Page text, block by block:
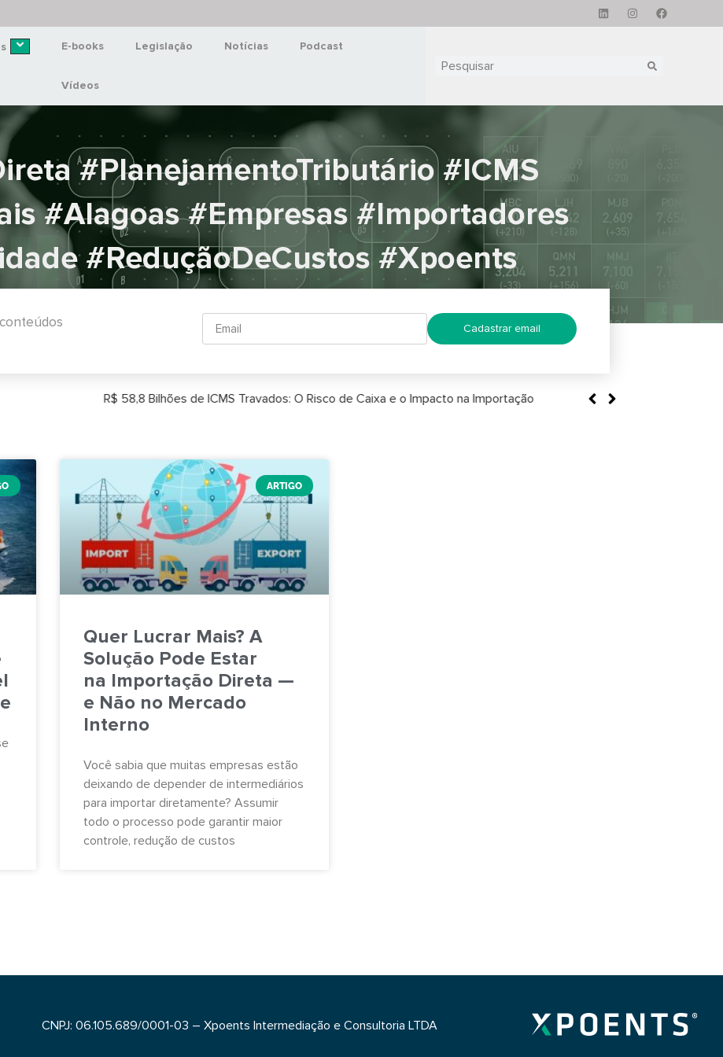
E-books Legislação Notícias Podcast
Vídeos
#PlanejamentoTributário #ICMS
#Alagoas #Empresas #Importadores
#ReduçãoDeCustos #Xpoents
Cadastrar email
Travados: O Risco de Caixa e o Impacto na Importação
ARTIGO
Quer Lucrar Mais? A
Solução Pode Estar
na Importação Direta —
e Não no Mercado
Interno
Você sabia que muitas empresas estão
deixando de depender de intermediários
para importar diretamente? Assumir
todo o processo pode garantir maior
controle, redução de custos
CNPJ: 06.105.689/0001-03 – Xpoents Intermediação e Consultoria LTDA